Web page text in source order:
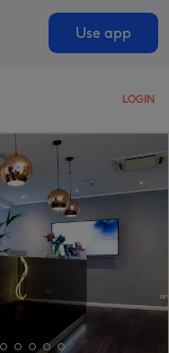
Use app
LOGIN